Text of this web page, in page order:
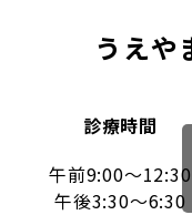
うえや
診療時間
午前9:00～12:30
午後3:30～6:30